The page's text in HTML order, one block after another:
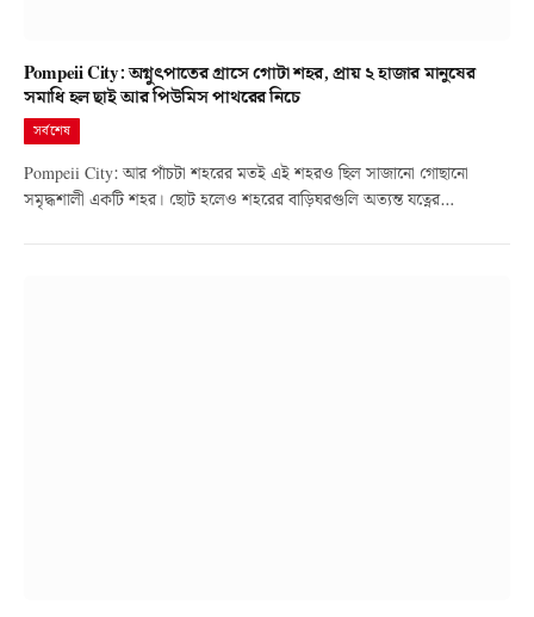
Pompeii City: অগ্নুৎপাতের গ্রাসে গোটা শহর, প্রায় ২ হাজার মানুষের
সমাধি হল ছাই আর পিউমিস পাথরের নিচে
সর্বশেষ
Pompeii City: আর পাঁচটা শহরের মতই এই শহরও ছিল সাজানো গোছানো
সমৃদ্ধশালী একটি শহর। ছোট হলেও শহরের বাড়িঘরগুলি অত্যন্ত যত্নের…